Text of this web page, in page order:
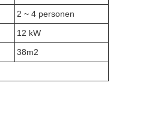
2 ~ 4 personen
12 kW
38m2